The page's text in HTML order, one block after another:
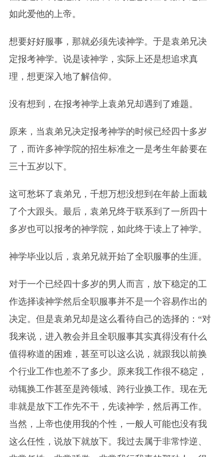
如此爱他的上帝。
想要好好服事，那就必须先读神学。于是袁弟兄决
定报考神学。说是读神学，实际上还是想追求真
理，想更深入地了解信仰。
没有想到，在报考神学上袁弟兄却遇到了难题。
原来，当袁弟兄决定报考神学的时候已经四十多岁
了，而许多神学院的招生标准之一是考生年龄要在
三十五岁以下。
这可愁坏了袁弟兄，千想万想没想到在年龄上面栽
了个大跟头。最后，袁弟兄终于联系到了一所四十
多岁也可以报考的神学院，如此终于读上了神学。
神学毕业以后，袁弟兄就开始了全职服事的生涯。
对于一个已经四十多岁的男人而言，放下稳定的工
作选择读神学然后全职服事并不是一个容易作出的
决定。但是袁弟兄却是这么看待自己的选择的：“对
我来说，进入教会并且全职服事其实真得没有什么
值得称道的困难，甚至可以这么说，就跟我以前换
个行业工作也差不了多少。原来我工作很不稳定，
动辄换工作甚至是跨领域、跨行业换工作。现在无
非就是放下工作先不干，先读神学，然后再工作。
当然，上帝也使用我的个性，一般人可能也没有我
这么任性，说放下就放下。我过去属于非常悖逆、